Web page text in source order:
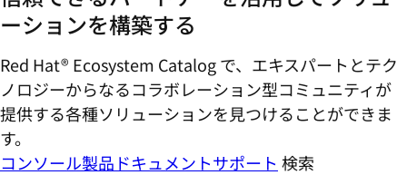
ーションを構築する
Red Hat® Ecosystem Catalog で、エキスパートとテク
ノロジーからなるコラボレーション型コミ​ュニティが
提供する各種ソリューションを見つけることができま
す。
コンソール製品ドキュメントサポート 検索